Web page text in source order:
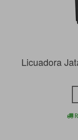
Licuadora